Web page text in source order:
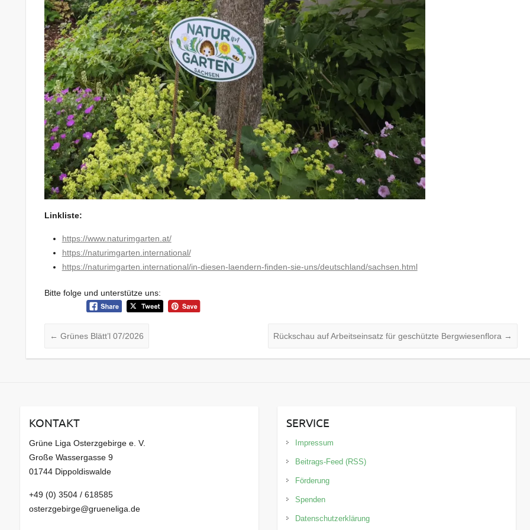
Linkliste:
https://www.naturimgarten.at/
https://naturimgarten.international/
https://naturimgarten.international/in-diesen-laendern-finden-sie-uns/deutschland/sachsen.html
Bitte folge und unterstütze uns:
← Grünes Blätt’l 07/2026 Rückschau auf Arbeitseinsatz für geschützte Bergwiesenflora →
KONTAKT
Grüne Liga Osterzgebirge e. V.
Große Wassergasse 9
01744 Dippoldiswalde
+49 (0) 3504 / 618585
osterzgebirge@grueneliga.de
SERVICE
Impressum
Beitrags-Feed (RSS)
Förderung
Spenden
Datenschutzerklärung